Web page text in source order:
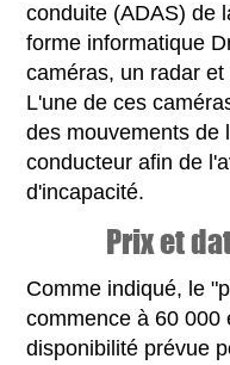
conduite (ADAS) de
forme informatique
caméras, un radar
L'une de ces
des mouvements de
conducteur afin de
d'incapacité.
Prix et
Comme indiqué, le
commence à 60 000
disponibilité prévue